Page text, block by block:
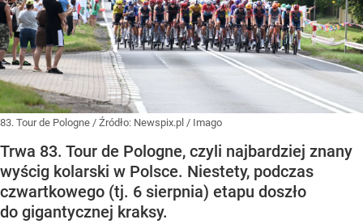
83. Tour de Pologne / Źródło: Newspix.pl / Imago
Trwa 83. Tour de Pologne, czyli najbardziej znany
wyścig kolarski w Polsce. Niestety, podczas
czwartkowego (tj. 6 sierpnia) etapu doszło
do gigantycznej kraksy.